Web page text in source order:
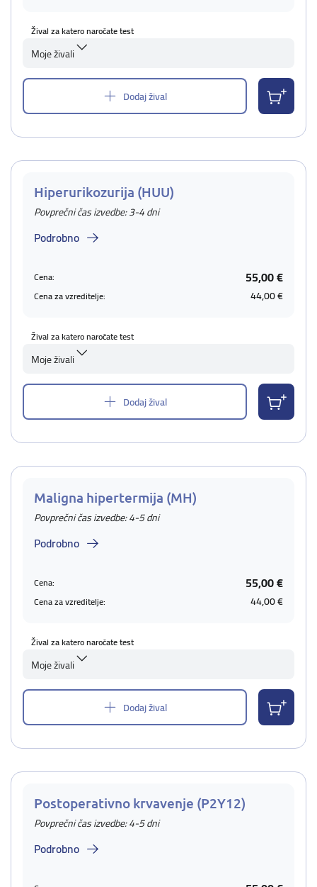
Žival za katero naročate test
Moje živali
Dodaj žival
Hiperurikozurija (HUU)
Povprečni čas izvedbe: 3-4 dni
Podrobno
Cena: 55,00 €
Cena za vzreditelje: 44,00 €
Žival za katero naročate test
Moje živali
Dodaj žival
Maligna hipertermija (MH)
Povprečni čas izvedbe: 4-5 dni
Podrobno
Cena: 55,00 €
Cena za vzreditelje: 44,00 €
Žival za katero naročate test
Moje živali
Dodaj žival
Postoperativno krvavenje (P2Y12)
Povprečni čas izvedbe: 4-5 dni
Podrobno